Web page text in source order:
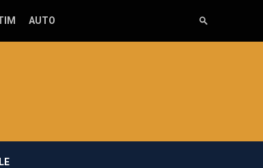
AUTO